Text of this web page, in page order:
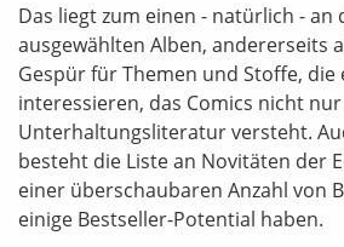
Das liegt zum einen - natürlich - an
ausgewählten Alben, andererseits
Gespür für Themen und Stoffe, die
interessieren, das Comics nicht nur
Unterhaltungsliteratur versteht.
besteht die Liste an Novitäten der
einer überschaubaren Anzahl von
einige Bestseller-Potential haben.